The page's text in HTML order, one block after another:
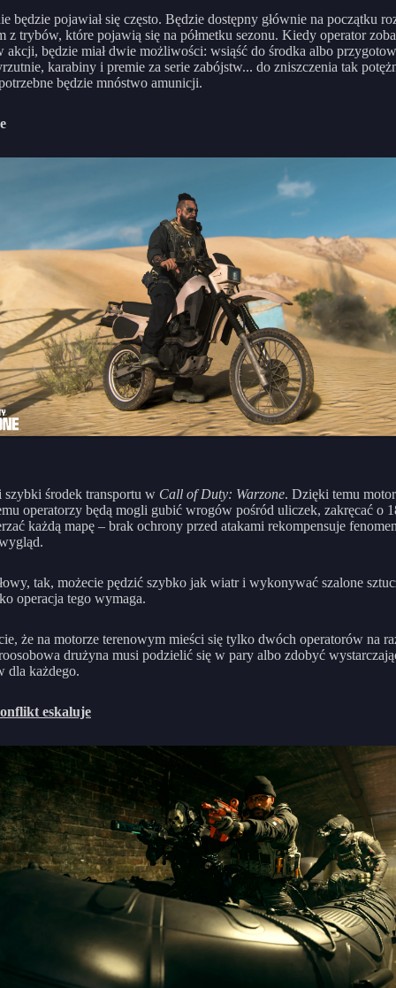
będzie pojawiał się często. Będzie dostępny głównie na początku
z trybów, które pojawią się na półmetku sezonu. Kiedy operator
akcji, będzie miał dwie możliwości: wsiąść do środka albo
karabiny i premie za serie zabójstw... do zniszczenia tak
będzie mnóstwo amunicji.
środek transportu w Call of Duty: Warzone. Dzięki temu
operatorzy będą mogli gubić wrogów pośród uliczek, zakręcać o
każdą mapę – brak ochrony przed atakami rekompensuje
tak, możecie pędzić szybko jak wiatr i wykonywać szalone
operacja tego wymaga.
że na motorze terenowym mieści się tylko dwóch operatorów na
drużyna musi podzielić się w pary albo zdobyć
dla każdego.
eskaluje